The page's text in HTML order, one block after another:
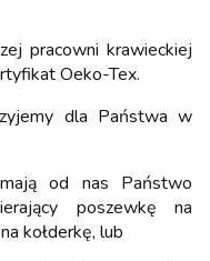
pracowni krawieckiej
Oeko-Tex.
dla Państwa w
od nas Państwo
poszewkę na
kołderkę, lub